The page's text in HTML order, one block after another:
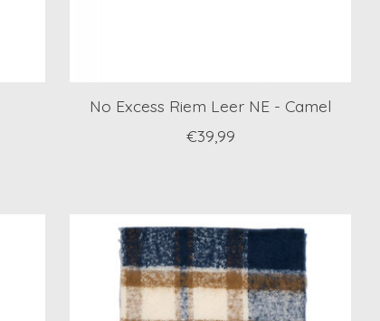
No Excess Riem Leer NE - Camel
€39,99